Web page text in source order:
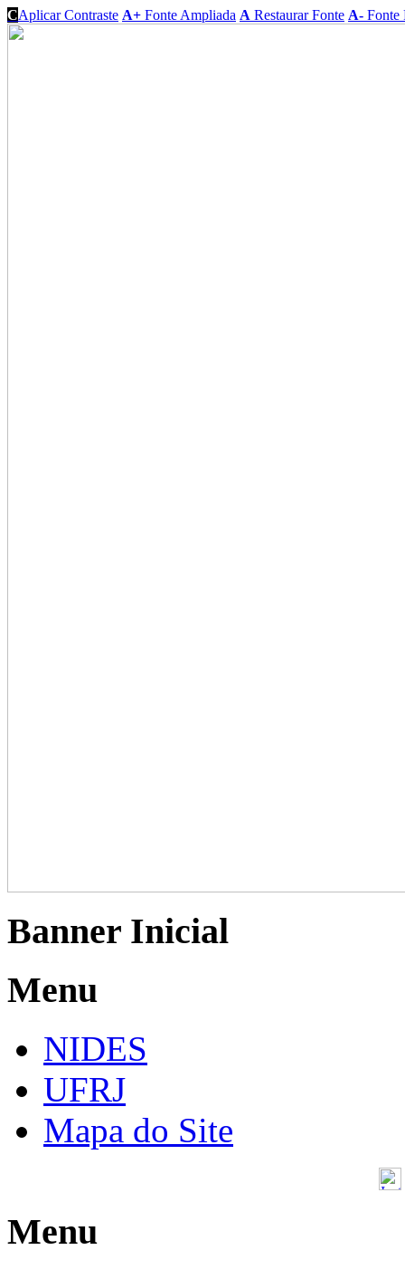
CAplicar Contraste A+ Fonte Ampliada A Restaurar Fonte A- Fonte
Banner Inicial
Menu
NIDES
UFRJ
Mapa do Site
Menu